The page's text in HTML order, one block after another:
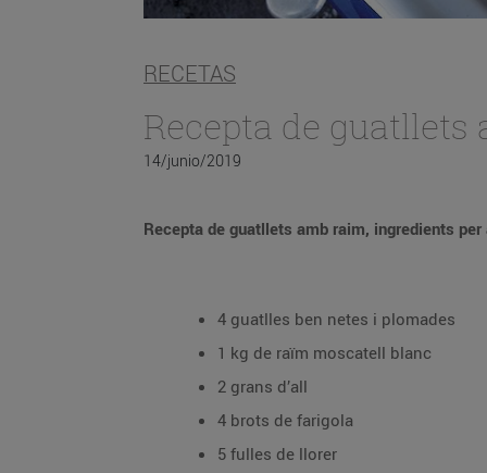
RECETAS
Recepta de
14/junio/2019
Recepta de guatllets amb raim, ingredients per
4 guatlles ben netes i plomades
1 kg de raïm moscatell blanc
2 grans d’all
4 brots de farigola
5 fulles de llorer